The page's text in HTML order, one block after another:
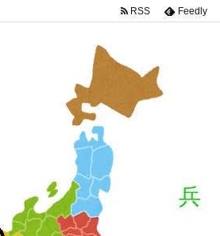
兵
RSS Feedly